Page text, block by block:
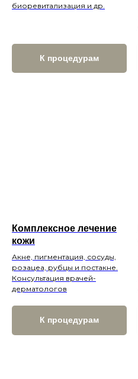
биоревитализация и др.
К процедурам
Комплексное лечение
кожи
Акне, пигментация, сосуды,
розацеа, рубцы и постакне.
Консультация врачей-
дерматологов
К процедурам